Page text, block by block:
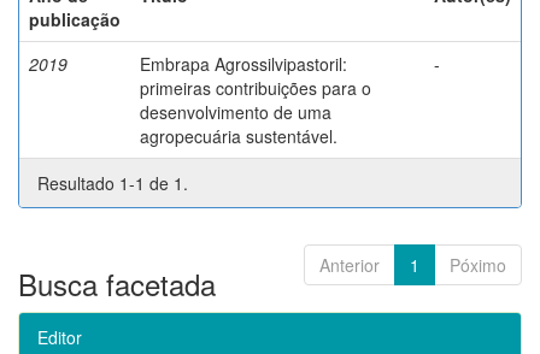
publicação
2019
Embrapa Agrossilvipastoril:
primeiras contribuições para o
desenvolvimento de uma
agropecuária sustentável.
-
Resultado 1-1 de 1.
Anterior 1 Póximo
Busca facetada
Editor